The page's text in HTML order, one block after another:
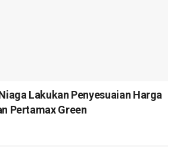
Lakukan Penyesuaian Harga
Pertamax Green